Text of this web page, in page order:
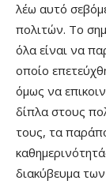
λέω αυτό
πολιτών. Το
όλα είναι να
οποίο
όμως να
δίπλα στους
τους, τα
διακύβευμα